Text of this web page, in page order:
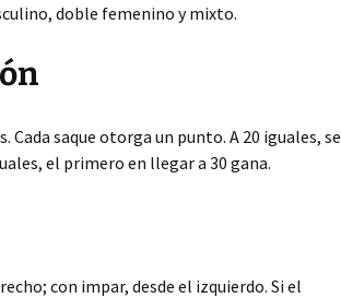
doble femenino y mixto.
Cada saque otorga un punto. A 20 iguales, se
el primero en llegar a 30 gana.
con impar, desde el izquierdo. Si el